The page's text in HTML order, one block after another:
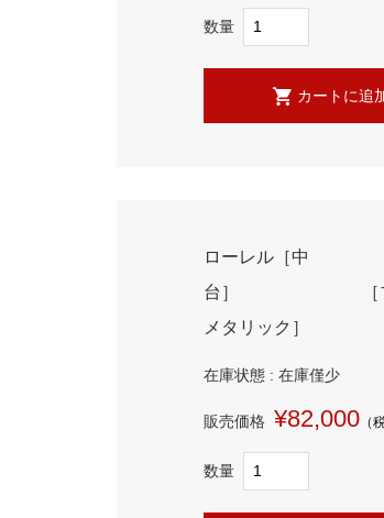
数量
ローレル［中
台］ ［ブ
メタリック］
在庫状態 : 在庫僅少
販売価格 ¥82,000 （
数量